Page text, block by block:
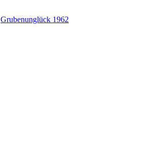
Grubenunglück 1962